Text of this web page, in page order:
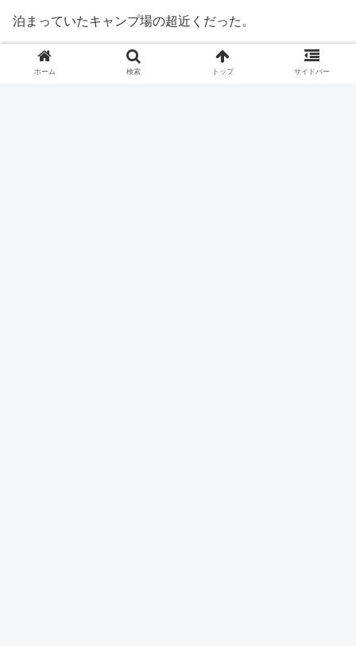
泊まっていたキャンプ場の超近くだった。
バスの料金は23ボンド(600円くらい)です。
ホーム 検索 トップ サイドバー